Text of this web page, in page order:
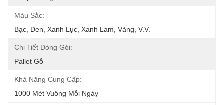
Màu Sắc:
Bạc, Đen, Xanh Lục, Xanh Lam, Vàng, V.v.
Chi Tiết Đóng Gói:
Pallet Gỗ
Khả Năng Cung Cấp:
1000 Mét Vuông Mỗi Ngày